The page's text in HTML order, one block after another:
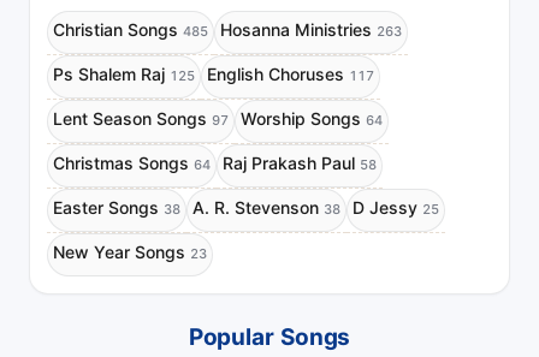
Christian Songs 485 Hosanna Ministries 263
Ps Shalem Raj 125 English Choruses 117
Lent Season Songs 97 Worship Songs 64
Christmas Songs 64 Raj Prakash Paul 58
Easter Songs 38 A. R. Stevenson 38 D Jessy 25
New Year Songs 23
Popular Songs